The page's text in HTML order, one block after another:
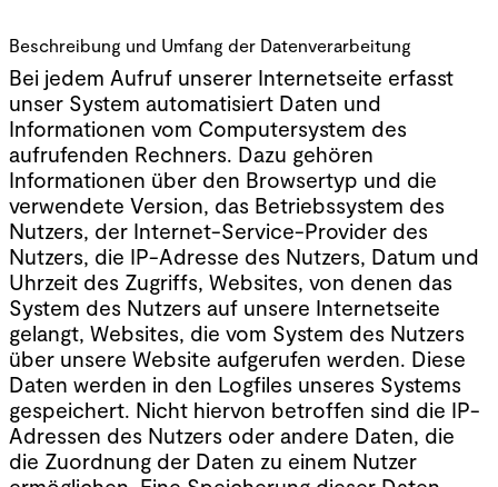
Beschreibung und Umfang der Datenverarbeitung
Bei jedem Aufruf unserer Internetseite erfasst
unser System automatisiert Daten und
Informationen vom Computersystem des
aufrufenden Rechners. Dazu gehören
Informationen über den Browsertyp und die
verwendete Version, das Betriebssystem des
Nutzers, der Internet-Service-Provider des
Nutzers, die IP-Adresse des Nutzers, Datum und
Uhrzeit des Zugriffs, Websites, von denen das
System des Nutzers auf unsere Internetseite
gelangt, Websites, die vom System des Nutzers
über unsere Website aufgerufen werden. Diese
Daten werden in den Logfiles unseres Systems
gespeichert. Nicht hiervon betroffen sind die IP-
Adressen des Nutzers oder andere Daten, die
die Zuordnung der Daten zu einem Nutzer